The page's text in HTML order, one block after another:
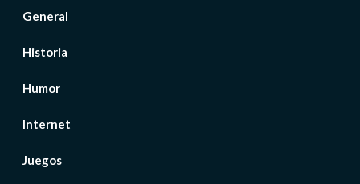
General
Historia
Humor
Internet
Juegos